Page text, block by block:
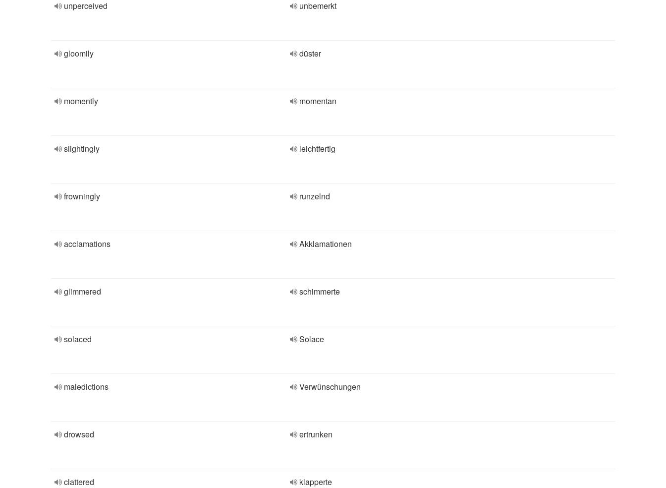
unperceived unbemerkt
gloomily düster
momently momentan
slightingly leichtfertig
frowningly runzelnd
acclamations Akklamationen
glimmered schimmerte
solaced Solace
maledictions Verwünschungen
drowsed ertrunken
clattered klapperte